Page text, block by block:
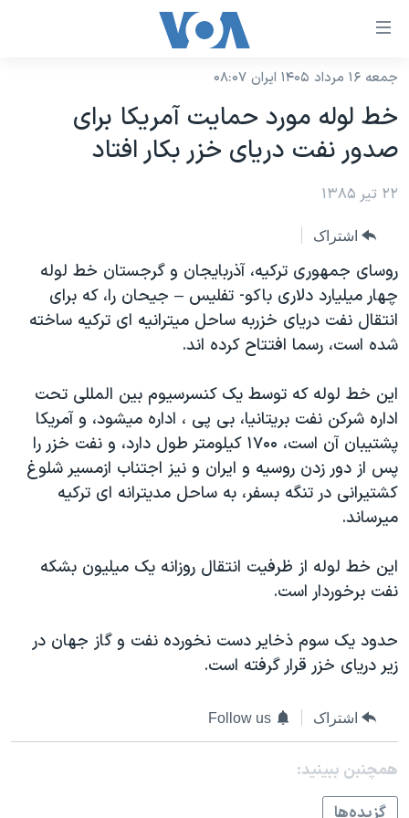
لینکهای
دسترسی
جهش
محتوای
اصلی
جهش
صفحه
اصلی
جهش
به
جستجو
نسخه سبک وب‌سایت
موضوع ها
ایران
آمریکا
جهان
ورزشی
گزیده‌ها
ویدیوها
فرهنگ و زندگی
حقوق شهروندی
اقتصادی
علم و فناوری
اسرائیل در جنگ
گالری عکس
برنامه های تلویزیونی
جدول برنامه ها
صفحه‌های ویژه
جام جهانی ۲۰۲۶
عملیات خشم حماسی
بایگانی برنامه‌های تلویزیونی
مستندها
انتخابات ریاست جمهوری آمریکا ۲۰۲۴
حمله جمهوری اسلامی به اسرائیل
رمز مهسا
ورزش زنان در ایران
اعتراضات زن، زندگی، آزادی
تریبونال مردمی آبان ۹۸
چهل سال گروگان‌گیری
فرکانس‌های صدای آمریکا
پخش رادیویی
دنبال کنید
جمعه ۱۶ مرداد ۱۴۰۵ ایران ۰۸:۰۷
خط لوله مورد حمايت آمريکا برای
صدور نفت دريای خزر بکار افتاد
۲۲ تیر ۱۳۸۵
اشتراک
روسای جمهوری ترکیه، آذربایجان و گرجستان خط لوله
چهار میلیارد دلاری باکو- تفلیس – جیحان را، که برای
انتقال نفت دريای خزربه ساحل ميترانيه ای ترکيه ساخته
شده است، رسما افتتاح کرده اند.
این خط لوله که توسط يک کنسرسيوم بين المللی تحت
اداره شرکن نفت بريتانيا، بی پی ، اداره ميشود، و آمریکا
پشتيبان آن است، ۱۷۰۰ کیلومتر طول دارد، و نفت خزر را
پس از دور زدن روسیه و ایران و نیز اجتناب ازمسیر شلوغ
کشتیرانی در تنگه بسفر، به ساحل مدیترانه ای ترکیه
ميرساند.
اين خط لوله از ظرفيت انتقال روزانه يک ميليون بشکه
نفت برخوردار است.
حدود یک سوم ذخایر دست نخورده نفت و گاز جهان در
زیر دریای خزر قرار گرفته است.
اشتراک Follow us
همچنبن ببینید: